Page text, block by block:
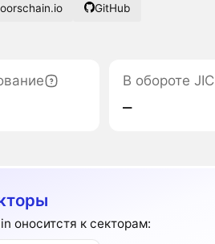
GitHub
В обороте JIC
‒
оноситстя к секторам: